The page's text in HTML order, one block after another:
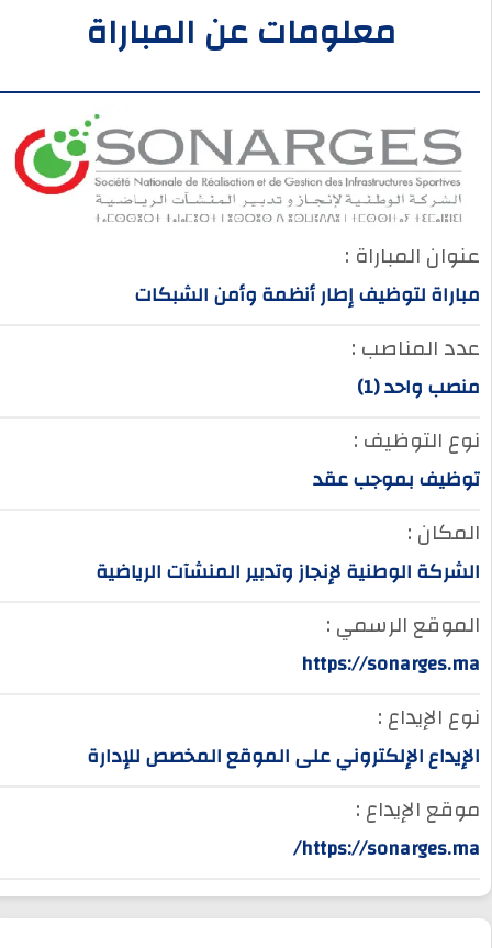
معلومات عن المباراة
عنوان المباراة :
مباراة لتوظيف إطار أنظمة وأمن الشبكات
عدد المناصب :
منصب واحد (1)
نوع التوظيف :
توظيف بموجب عقد
المكان :
الشركة الوطنية لإنجاز وتدبير المنشآت الرياضية
الموقع الرسمي :
https://sonarges.ma
نوع الإيداع :
الإيداع الإلكتروني على الموقع المخصص للإدارة
موقع الإيداع :
https://sonarges.ma/